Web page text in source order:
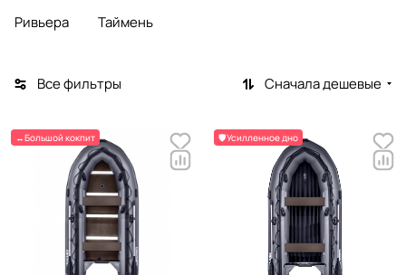
Ривьера
Таймень
Все фильтры Сначала дешевые
↔️Большой кокпит 🛡️Усилленное дно